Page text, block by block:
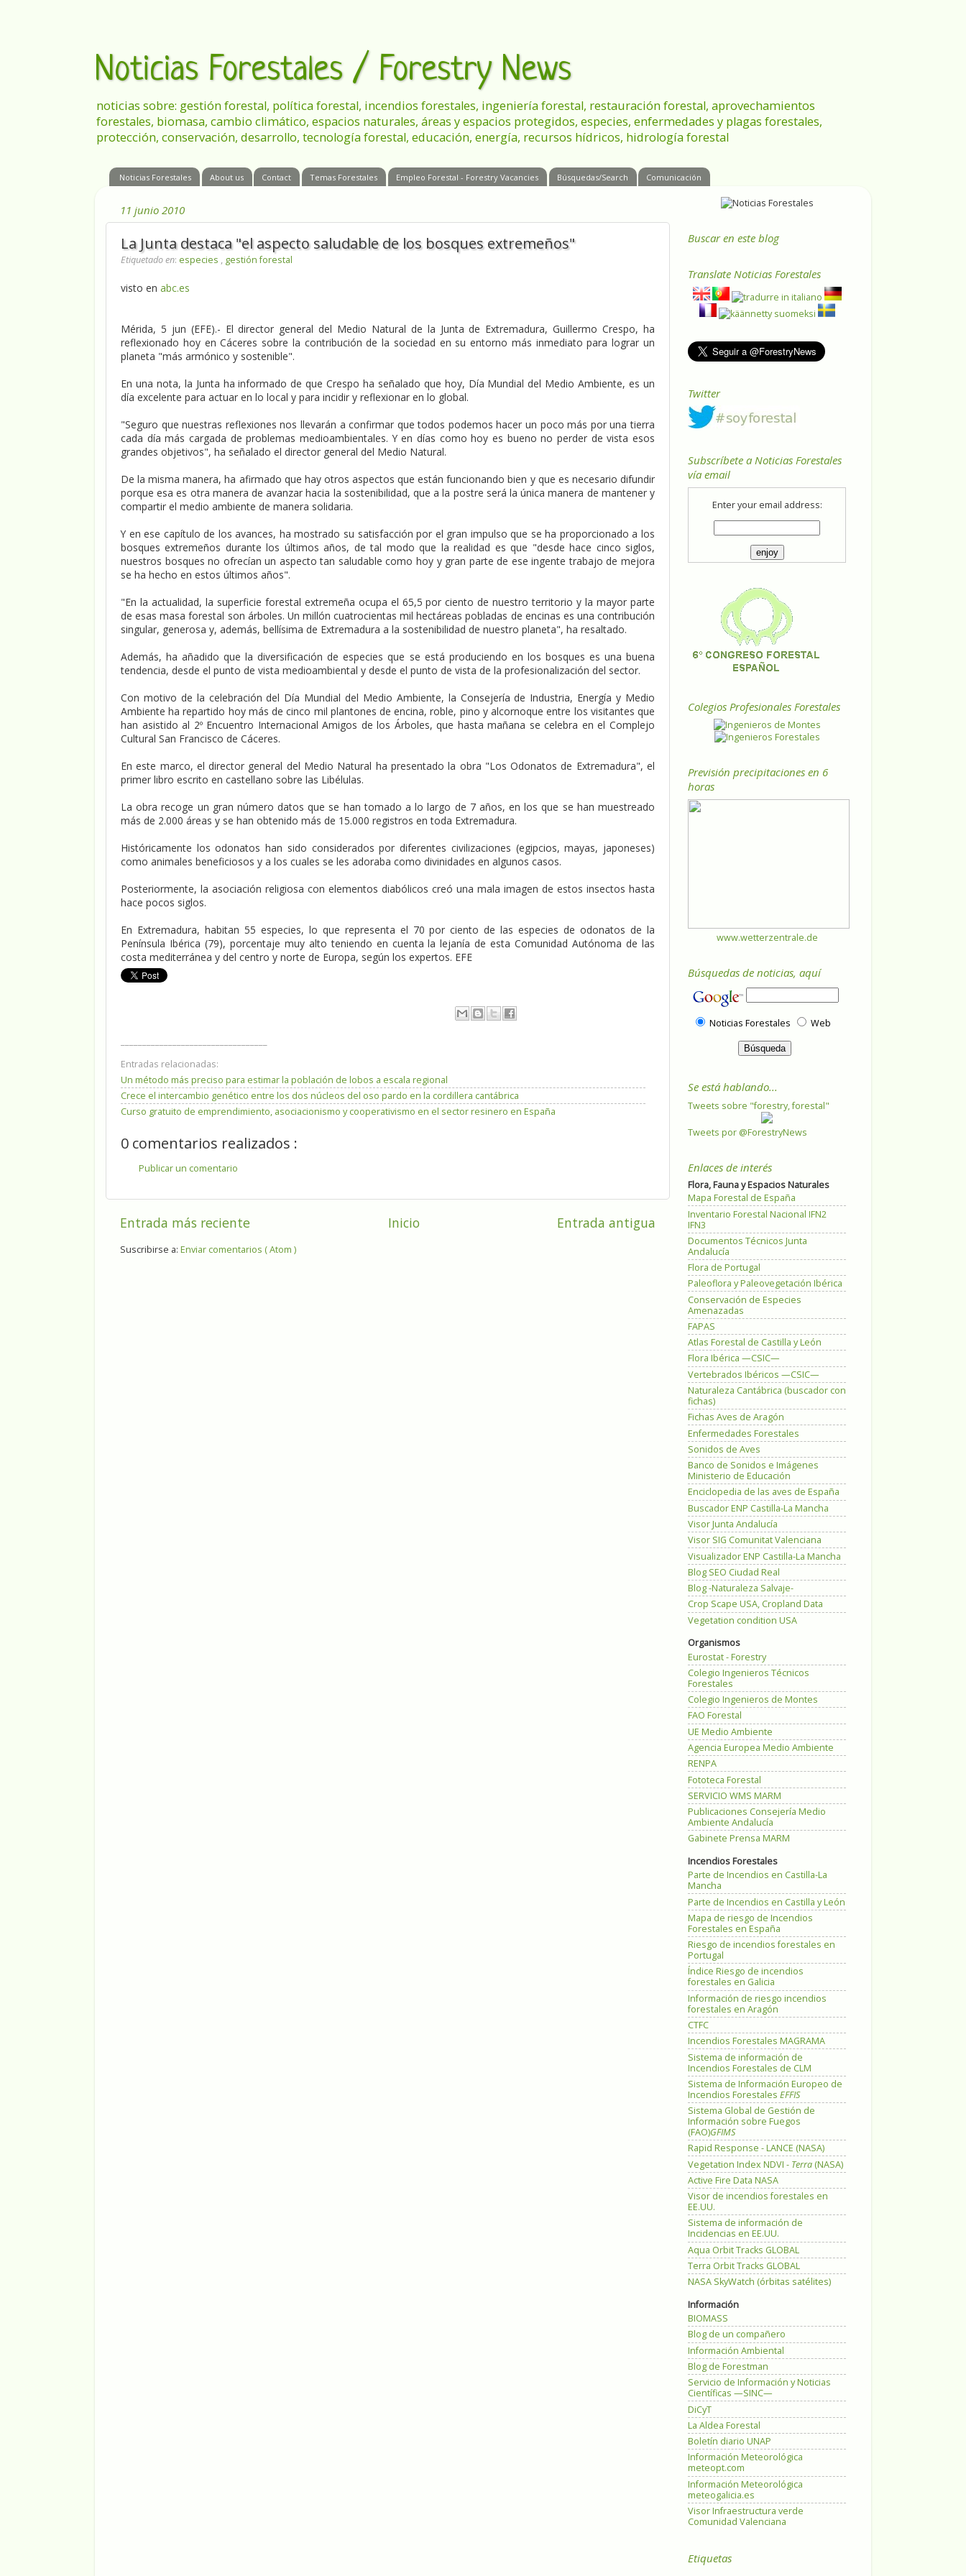
Noticias Forestales / Forestry News
noticias sobre: gestión forestal, política forestal, incendios forestales, ingeniería forestal, restauración forestal, aprovechamientos
forestales, biomasa, cambio climático, espacios naturales, áreas y espacios protegidos, especies, enfermedades y plagas forestales,
protección, conservación, desarrollo, tecnología forestal, educación, energía, recursos hídricos, hidrología forestal
Noticias Forestales About us Contact Temas Forestales Empleo Forestal - Forestry Vacancies Búsquedas/Search Comunicación
11 junio 2010
La Junta destaca "el aspecto saludable de los bosques extremeños"
Etiquetado en: especies , gestión forestal
visto en abc.es
Mérida, 5 jun (EFE).- El director general del Medio Natural de la Junta de Extremadura, Guillermo Crespo, ha
reflexionado hoy en Cáceres sobre la contribución de la sociedad en su entorno más inmediato para lograr un
planeta "más armónico y sostenible".
En una nota, la Junta ha informado de que Crespo ha señalado que hoy, Día Mundial del Medio Ambiente, es un
día excelente para actuar en lo local y para incidir y reflexionar en lo global.
"Seguro que nuestras reflexiones nos llevarán a confirmar que todos podemos hacer un poco más por una tierra
cada día más cargada de problemas medioambientales. Y en días como hoy es bueno no perder de vista esos
grandes objetivos", ha señalado el director general del Medio Natural.
De la misma manera, ha afirmado que hay otros aspectos que están funcionando bien y que es necesario difundir
porque esa es otra manera de avanzar hacia la sostenibilidad, que a la postre será la única manera de mantener y
compartir el medio ambiente de manera solidaria.
Y en ese capítulo de los avances, ha mostrado su satisfacción por el gran impulso que se ha proporcionado a los
bosques extremeños durante los últimos años, de tal modo que la realidad es que "desde hace cinco siglos,
nuestros bosques no ofrecían un aspecto tan saludable como hoy y gran parte de ese ingente trabajo de mejora
se ha hecho en estos últimos años".
"En la actualidad, la superficie forestal extremeña ocupa el 65,5 por ciento de nuestro territorio y la mayor parte
de esas masa forestal son árboles. Un millón cuatrocientas mil hectáreas pobladas de encinas es una contribución
singular, generosa y, además, bellísima de Extremadura a la sostenibilidad de nuestro planeta", ha resaltado.
Además, ha añadido que la diversificación de especies que se está produciendo en los bosques es una buena
tendencia, desde el punto de vista medioambiental y desde el punto de vista de la profesionalización del sector.
Con motivo de la celebración del Día Mundial del Medio Ambiente, la Consejería de Industria, Energía y Medio
Ambiente ha repartido hoy más de cinco mil plantones de encina, roble, pino y alcornoque entre los visitantes que
han asistido al 2º Encuentro Internacional Amigos de los Árboles, que hasta mañana se celebra en el Complejo
Cultural San Francisco de Cáceres.
En este marco, el director general del Medio Natural ha presentado la obra "Los Odonatos de Extremadura", el
primer libro escrito en castellano sobre las Libélulas.
La obra recoge un gran número datos que se han tomado a lo largo de 7 años, en los que se han muestreado
más de 2.000 áreas y se han obtenido más de 15.000 registros en toda Extremadura.
Históricamente los odonatos han sido considerados por diferentes civilizaciones (egipcios, mayas, japoneses)
como animales beneficiosos y a los cuales se les adoraba como divinidades en algunos casos.
Posteriormente, la asociación religiosa con elementos diabólicos creó una mala imagen de estos insectos hasta
hace pocos siglos.
En Extremadura, habitan 55 especies, lo que representa el 70 por ciento de las especies de odonatos de la
Península Ibérica (79), porcentaje muy alto teniendo en cuenta la lejanía de esta Comunidad Autónoma de las
costa mediterránea y del centro y norte de Europa, según los expertos. EFE
Entradas relacionadas:
Un método más preciso para estimar la población de lobos a escala regional
Crece el intercambio genético entre los dos núcleos del oso pardo en la cordillera cantábrica
Curso gratuito de emprendimiento, asociacionismo y cooperativismo en el sector resinero en España
0 comentarios realizados :
Publicar un comentario
Entrada más reciente Entrada antigua
Inicio
Suscribirse a: Enviar comentarios ( Atom )
Buscar en este blog
Translate Noticias Forestales
Twitter
Subscríbete a Noticias Forestales
vía email
Enter your email address:
Colegios Profesionales Forestales
Previsión precipitaciones en 6
horas
www.wetterzentrale.de
Búsquedas de noticias, aquí
Noticias Forestales Web
Se está hablando...
Tweets sobre "forestry, forestal"
Tweets por @ForestryNews
Enlaces de interés
Flora, Fauna y Espacios Naturales
Mapa Forestal de España
Inventario Forestal Nacional IFN2
IFN3
Documentos Técnicos Junta
Andalucía
Flora de Portugal
Paleoflora y Paleovegetación Ibérica
Conservación de Especies
Amenazadas
FAPAS
Atlas Forestal de Castilla y León
Flora Ibérica —CSIC—
Vertebrados Ibéricos —CSIC—
Naturaleza Cantábrica (buscador con
fichas)
Fichas Aves de Aragón
Enfermedades Forestales
Sonidos de Aves
Banco de Sonidos e Imágenes
Ministerio de Educación
Enciclopedia de las aves de España
Buscador ENP Castilla-La Mancha
Visor Junta Andalucía
Visor SIG Comunitat Valenciana
Visualizador ENP Castilla-La Mancha
Blog SEO Ciudad Real
Blog -Naturaleza Salvaje-
Crop Scape USA, Cropland Data
Vegetation condition USA
Organismos
Eurostat - Forestry
Colegio Ingenieros Técnicos
Forestales
Colegio Ingenieros de Montes
FAO Forestal
UE Medio Ambiente
Agencia Europea Medio Ambiente
RENPA
Fototeca Forestal
SERVICIO WMS MARM
Publicaciones Consejería Medio
Ambiente Andalucía
Gabinete Prensa MARM
Incendios Forestales
Parte de Incendios en Castilla-La
Mancha
Parte de Incendios en Castilla y León
Mapa de riesgo de Incendios
Forestales en España
Riesgo de incendios forestales en
Portugal
Índice Riesgo de incendios
forestales en Galicia
Información de riesgo incendios
forestales en Aragón
CTFC
Incendios Forestales MAGRAMA
Sistema de información de
Incendios Forestales de CLM
Sistema de Información Europeo de
Incendios Forestales EFFIS
Sistema Global de Gestión de
Información sobre Fuegos
(FAO)GFIMS
Rapid Response - LANCE (NASA)
Vegetation Index NDVI - Terra (NASA)
Active Fire Data NASA
Visor de incendios forestales en
EE.UU.
Sistema de información de
Incidencias en EE.UU.
Aqua Orbit Tracks GLOBAL
Terra Orbit Tracks GLOBAL
NASA SkyWatch (órbitas satélites)
Información
BIOMASS
Blog de un compañero
Información Ambiental
Blog de Forestman
Servicio de Información y Noticias
Científicas —SINC—
DiCyT
La Aldea Forestal
Boletín diario UNAP
Información Meteorológica
meteopt.com
Información Meteorológica
meteogalicia.es
Visor Infraestructura verde
Comunidad Valenciana
Etiquetas